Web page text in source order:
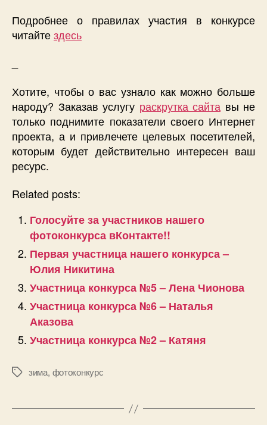
Подробнее о правилах участия в конкурсе
читайтездесь
Хотите, чтобы о вас узнало как можно больше
народу? Заказав услугу раскрутка сайта вы не
только поднимите показатели своего Интернет
проекта, а и привлечете целевых посетителей,
которым будет действительно интересен ваш
ресурс.
Related posts:
Голосуйте за участников нашего
фотоконкурса вКонтакте!!
Первая участница нашего конкурса –
Юлия Никитина
Участница конкурса №5 – Лена Чионова
Участница конкурса №6 – Наталья
Аказова
Участница конкурса №2 – Катяня
Позначки
зима, фотоконкурс